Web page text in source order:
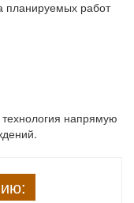
планируемых работ
напрямую